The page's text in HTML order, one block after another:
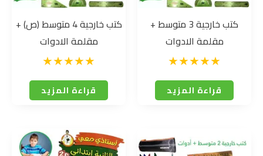
كتب خارجية 3 متوسط +
مقلمة الادوات
قراءة المزيد
كتب خارجية 4 متوسط (ص) +
مقلمة الادوات
قراءة المزيد